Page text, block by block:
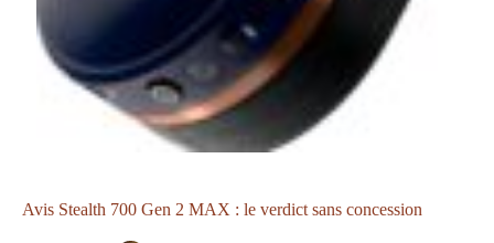
Avis Stealth 700 Gen 2 MAX : le verdict sans concession